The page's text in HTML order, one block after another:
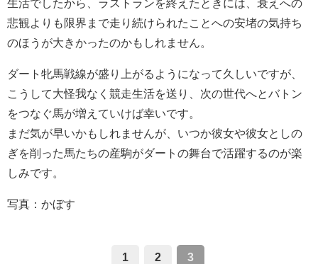
生活でしたから、ラストランを終えたときには、衰えへの
悲観よりも限界まで走り続けられたことへの安堵の気持ち
のほうが大きかったのかもしれません。
ダート牝馬戦線が盛り上がるようになって久しいですが、
こうして大怪我なく競走生活を送り、次の世代へとバトン
をつなぐ馬が増えていけば幸いです。
まだ気が早いかもしれませんが、いつか彼女や彼女としの
ぎを削った馬たちの産駒がダートの舞台で活躍するのが楽
しみです。
写真：かぼす
1 2 3